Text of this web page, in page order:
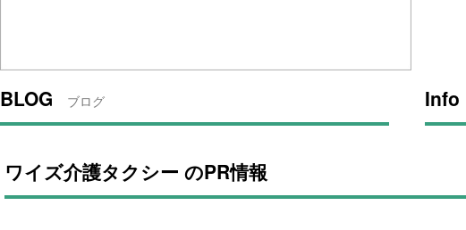
BLOG ブログ Info
ワイズ介護タクシー のPR情報